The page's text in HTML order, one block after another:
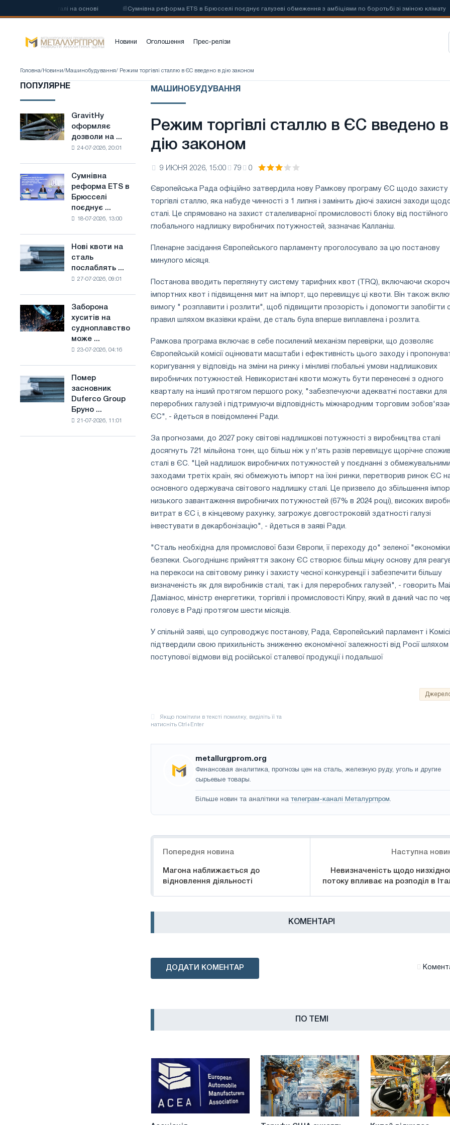
сталі на основі Сумнівна реформа ETS в Брюсселі поєднує галузеві обмеження з амбіціями по боротьбі зі зміною клімату
Новини Оголошення Прес-релізи
Головна/ Новини/ Машинобудування/ Режим торгівлі сталлю в ЄС введено в дію законом
ПОПУЛЯРНЕ
GravitHy
оформляє
дозволи
з
виробництва
низьковуглецевої
основі
водню
Франції
GravitHy
оформляє
дозволи на ...
24-07-2026, 20:01
Сумнівна
реформа
ETS
обмеження
з
боротьбі
зі
зміною
клімату
Сумнівна
реформа ETS в
Брюсселі
поєднує ...
18-07-2026, 13:00
Нові
квоти
на
в
Сполученому
Нові квоти на
сталь
послаблять ...
27-07-2026, 09:01
Заборона
хуситів
на
судноплавство
Саудівської
сталі
Заборона
хуситів на
судноплавство
може ...
23-07-2026, 04:16
Помер
засновник
Duferco
Помер
засновник
Duferco Group
Бруно ...
21-07-2026, 11:01
МАШИНОБУДУВАННЯ
Режим торгівлі сталлю в ЄС введено в
дію законом
9 ИЮНЯ 2026, 15:00 79 0
Європейська Рада офіційно затвердила нову Рамкову програму ЄС щодо захисту
торгівлі сталлю, яка набуде чинності з 1 липня і замінить діючі захисні заходи
сталі. Це спрямовано на захист сталеливарної промисловості блоку від постійного
глобального надлишку виробничих потужностей, зазначає Калланіш.
Пленарне засідання Європейського парламенту проголосувало за цю постанову
минулого місяця.
Постанова вводить переглянуту систему тарифних квот (TRQ), включаючи
імпортних квот і підвищення мит на імпорт, що перевищує ці квоти. Він також
вимогу " розплавити і розлити", щоб підвищити прозорість і допомогти запобігти
правил шляхом вказівки країни, де сталь була вперше виплавлена і розлита.
Рамкова програма включає в себе посилений механізм перевірки, що дозволяє
Європейській комісії оцінювати масштаби і ефективність цього заходу і
коригування у відповідь на зміни на ринку і мінливі глобальні умови надлишкових
виробничих потужностей. Невикористані квоти можуть бути перенесені з одного
кварталу на інший протягом першого року, "забезпечуючи адекватні поставки для
переробних галузей і підтримуючи відповідність міжнародним торговим
ЄС", - йдеться в повідомленні Ради.
За прогнозами, до 2027 року світові надлишкові потужності з виробництва сталі
досягнуть 721 мільйона тонн, що більш ніж у п'ять разів перевищує щорічне
сталі в ЄС. "Цей надлишок виробничих потужностей у поєднанні з обмежувальними
заходами третіх країн, які обмежують імпорт на їхні ринки, перетворив ринок ЄС
основного одержувача світового надлишку сталі. Це призвело до збільшення
низького завантаження виробничих потужностей (67% в 2024 році), високих
витрат в ЄС і, в кінцевому рахунку, загрожує довгостроковій здатності галузі
інвестувати в декарбонізацію", - йдеться в заяві Ради.
"Сталь необхідна для промислової бази Європи, її переходу до" зеленої "економіки
безпеки. Сьогоднішнє прийняття закону ЄС створює більш міцну основу для
на перекоси на світовому ринку і захисту чесної конкуренції і забезпечити більшу
визначеність як для виробників сталі, так і для переробних галузей", - говорить
Даміанос, міністр енергетики, торгівлі і промисловості Кіпру, який в даний час по
головує в Раді протягом шести місяців.
У спільній заяві, що супроводжує постанову, Рада, Європейський парламент і
підтвердили свою прихильність зниженню економічної залежності від Росії шляхом
поступової відмови від російської сталевої продукції і подальшої
metallurgprom.org
Финансовая аналитика, прогнозы цен на сталь, железную руду, уголь и другие
сырьевые товары.
Більше новин та аналітики на телеграм-каналі Металургпром.
Попередня новина
Магона наближається до
відновлення діяльності
Наступна
Невизначеність щодо
потоку впливає на розподіл в
КОМЕНТАРІ
ДОДАТИ КОМЕНТАР
ПО ТЕМІ
Асоціація Тарифи Китай